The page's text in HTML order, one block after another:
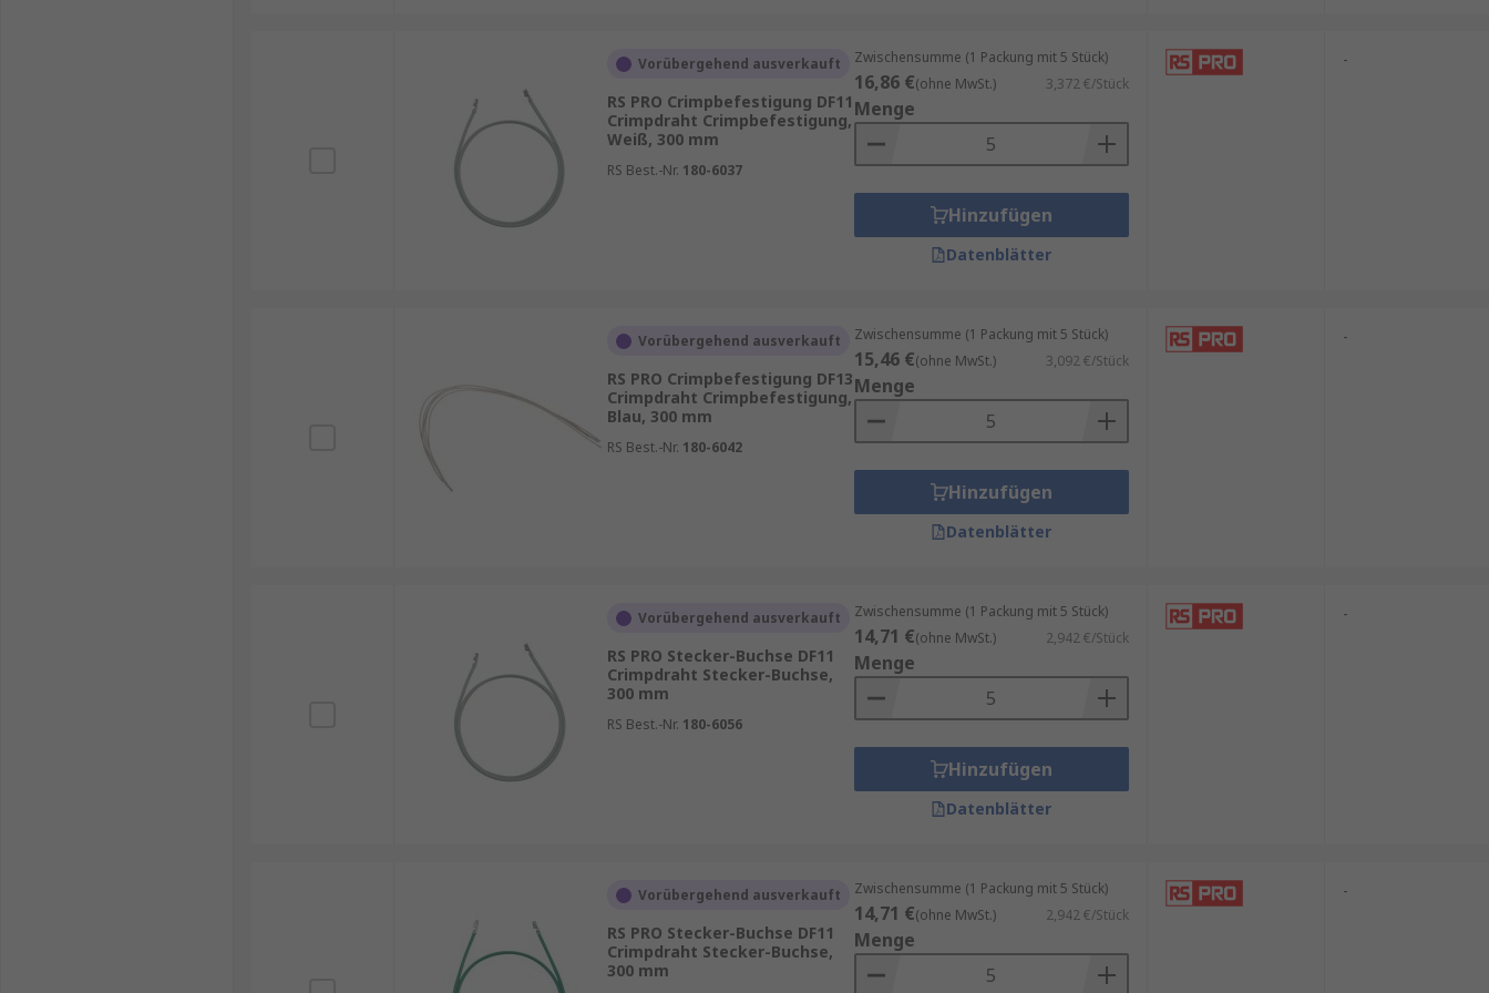
Vorübergehend ausverkauft
RS PRO Crimpbefestigung DF11
Crimpdraht Crimpbefestigung,
Weiß, 300 mm
RS Best.-Nr. 180-6037
Zwischensumme (1 Packung mit 5 Stück)
16,86 €(ohne MwSt.) 3,372 €/Stück
Menge
Hinzufügen
Datenblätter
-
Vorübergehend ausverkauft
RS PRO Crimpbefestigung DF13
Crimpdraht Crimpbefestigung,
Blau, 300 mm
RS Best.-Nr. 180-6042
Zwischensumme (1 Packung mit 5 Stück)
15,46 €(ohne MwSt.) 3,092 €/Stück
Menge
Hinzufügen
Datenblätter
-
Vorübergehend ausverkauft
RS PRO Stecker-Buchse DF11
Crimpdraht Stecker-Buchse,
300 mm
RS Best.-Nr. 180-6056
Zwischensumme (1 Packung mit 5 Stück)
14,71 €(ohne MwSt.) 2,942 €/Stück
Menge
Hinzufügen
Datenblätter
-
Vorübergehend ausverkauft
RS PRO Stecker-Buchse DF11
Crimpdraht Stecker-Buchse,
300 mm
Zwischensumme (1 Packung mit 5 Stück)
14,71 €(ohne MwSt.) 2,942 €/Stück
Menge
-